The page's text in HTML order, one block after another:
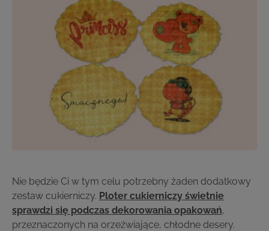
Nie będzie Ci w tym celu potrzebny żaden dodatkowy
zestaw cukierniczy. Ploter cukierniczy świetnie
sprawdzi się podczas dekorowania opakowań,
przeznaczonych na orzeźwiające, chłodne desery.